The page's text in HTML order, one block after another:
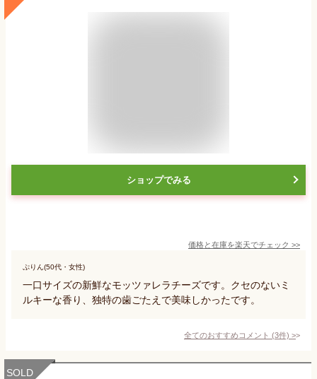
ショップでみる
価格と在庫を楽天でチェック >>
ぷりん(50代・女性)
一口サイズの新鮮なモッツァレラチーズです。クセのないミ
ルキーな香り、独特の歯ごたえで美味しかったです。
全てのおすすめコメント (3件) >
SOLD